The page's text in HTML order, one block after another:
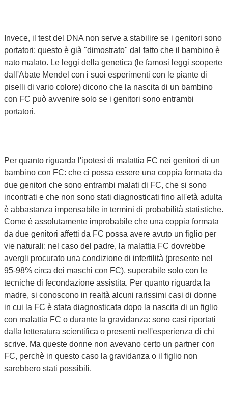
Invece, il test del DNA non serve a stabilire se i genitori sono
portatori: questo è già "dimostrato" dal fatto che il bambino è
nato malato. Le leggi della genetica (le famosi leggi scoperte
dall'Abate Mendel con i suoi esperimenti con le piante di
piselli di vario colore) dicono che la nascita di un bambino
con FC può avvenire solo se i genitori sono entrambi
portatori.
Per quanto riguarda l'ipotesi di malattia FC nei genitori di un
bambino con FC: che ci possa essere una coppia formata da
due genitori che sono entrambi malati di FC, che si sono
incontrati e che non sono stati diagnosticati fino all'età adulta
è abbastanza impensabile in termini di probabilità statistiche.
Come è assolutamente improbabile che una coppia formata
da due genitori affetti da FC possa avere avuto un figlio per
vie naturali: nel caso del padre, la malattia FC dovrebbe
avergli procurato una condizione di infertilità (presente nel
95-98% circa dei maschi con FC), superabile solo con le
tecniche di fecondazione assistita. Per quanto riguarda la
madre, si conoscono in realtà alcuni rarissimi casi di donne
in cui la FC è stata diagnosticata dopo la nascita di un figlio
con malattia FC o durante la gravidanza: sono casi riportati
dalla letteratura scientifica o presenti nell'esperienza di chi
scrive. Ma queste donne non avevano certo un partner con
FC, perchè in questo caso la gravidanza o il figlio non
sarebbero stati possibili.